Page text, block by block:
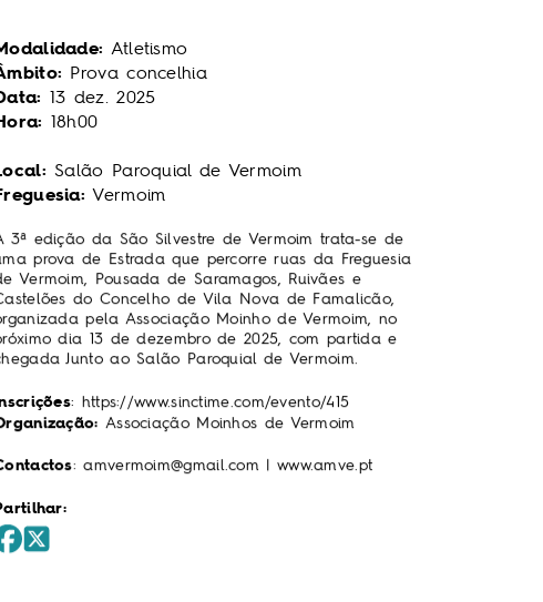
Atletismo
Prova concelhia
13 dez. 2025
18h00
Salão Paroquial de Vermoim
Vermoim
3ª edição da São Silvestre de Vermoim trata-se de
prova de Estrada que percorre ruas da Freguesia
Vermoim, Pousada de Saramagos, Ruivães e
do Concelho de Vila Nova de Famalicão,
pela Associação Moinho de Vermoim, no
dia 13 de dezembro de 2025, com partida e
Junto ao Salão Paroquial de Vermoim.
: https://www.sinctime.com/evento/415
Associação Moinhos de Vermoim
:amvermoim@gmail.com | www.amve.pt